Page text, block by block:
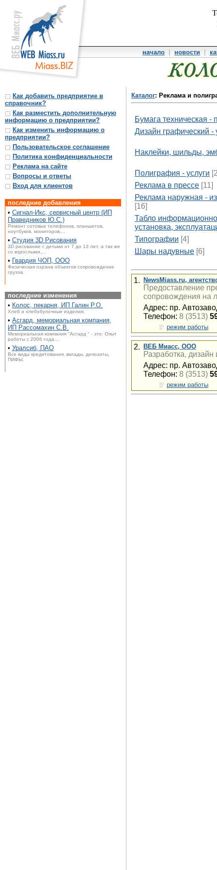
начало новости
Как добавить предприятие в
справочник?
Как разместить дополнительную
информацию о предприятии?
Как изменить информацию о
предприятии?
Пользовательское соглашение
Политика конфиденциальности
Реклама на сайте
Вопросы и ответы
Вход для клиентов
последние добавления
• Сигнал-Икс, сервисный центр (ИП
Праведников Ю.С.)
Ремонт сотовых телефонов, планшетов,
ноутбуков, мониторов,...
• Студия 3D Рисования
3D рисование с детьми от 7 до 13 лет, а так же
со взрослыми,...
• Гвардия ЧОП, ООО
Физическая охрана объектов сопровождение
грузов.
последние изменения
• Колос, пекарня, ИП Галин Р.О.
Хлеб и хлебобулочные изделия.
• Асгард, мемориальная компания,
ИП Рассомахин С.В.
Мемориальная компания "Асгард " - это: Опыт
работы с 2006 года....
• Уралсиб, ПАО
Все виды кредитования, вклады, депозиты,
ПИФЫ.
Каталог: Реклама и
Бумага техническая -
Дизайн графический -
Наклейки, шильды,
Полиграфия - услуги
Реклама в прессе [11]
Реклама наружная -
[16]
Табло
установка,
Типографии [4]
Шары надувные [6]
1. NewsMiass.ru,
Предоставление
сопровождения на
Адрес: пр.
Телефон: 8 (3513)
режим работы
2. ВЕБ Миасс, ООО
Разработка,
Адрес: пр.
Телефон: 8 (3513)
режим работы